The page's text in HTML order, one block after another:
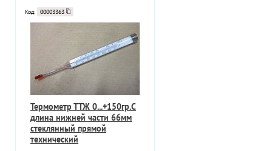
Код: 00003363
Термометр ТТЖ 0...+150гр.С
длина нижней части 66мм
стеклянный прямой
технический